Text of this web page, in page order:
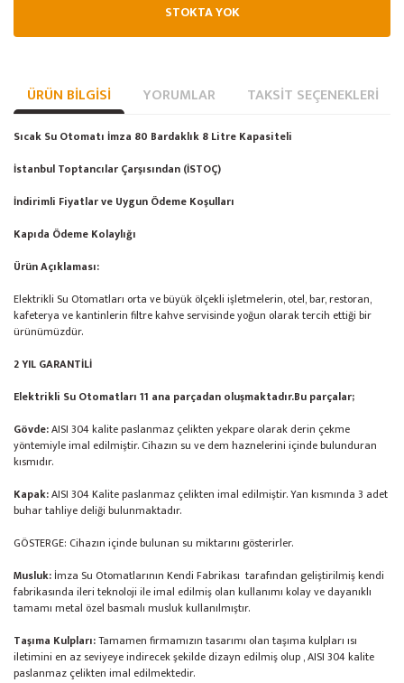
STOKTA YOK
ÜRÜN BILGISI YORUMLAR TAKSIT SEÇENEKLERI
Sıcak Su Otomatı İmza 80 Bardaklık 8 Litre Kapasiteli
İstanbul Toptancılar Çarşısından (İSTOÇ)
İndirimli Fiyatlar ve Uygun Ödeme Koşulları
Kapıda Ödeme Kolaylığı
Ürün Açıklaması:
Elektrikli Su Otomatları orta ve büyük ölçekli işletmelerin, otel, bar, restoran,
kafeterya ve kantinlerin filtre kahve servisinde yoğun olarak tercih ettiği bir
ürünümüzdür.
2 YIL GARANTİLİ
Elektrikli Su Otomatları 11 ana parçadan oluşmaktadır.Bu parçalar;
Gövde:AISI 304 kalite paslanmaz çelikten yekpare olarak derin çekme
yöntemiyle imal edilmiştir. Cihazın su ve dem haznelerini içinde bulunduran
kısmıdır.
Kapak:AISI 304 Kalite paslanmaz çelikten imal edilmiştir. Yan kısmında 3 adet
buhar tahliye deliği bulunmaktadır.
GÖSTERGE: Cihazın içinde bulunan su miktarını gösterirler.
Musluk: İmza Su Otomatlarının Kendi Fabrikası tarafından geliştirilmiş kendi
fabrikasında ileri teknoloji ile imal edilmiş olan kullanımı kolay ve dayanıklı
tamamı metal özel basmalı musluk kullanılmıştır.
Taşıma Kulpları:Tamamen firmamızın tasarımı olan taşıma kulpları ısı
iletimini en az seviyeye indirecek şekilde dizayn edilmiş olup , AISI 304 kalite
paslanmaz çelikten imal edilmektedir.